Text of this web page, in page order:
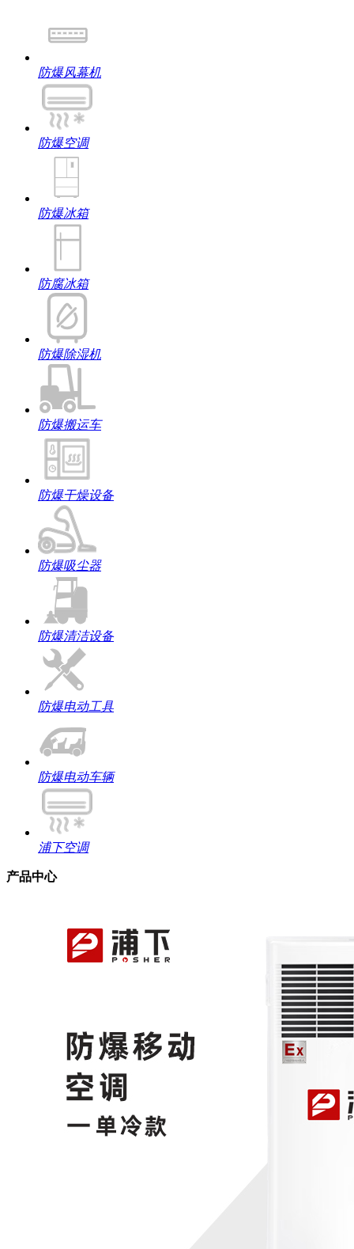
防爆风幕机
防爆空调
防爆冰箱
防腐冰箱
防爆除湿机
防爆搬运车
防爆干燥设备
防爆吸尘器
防爆清洁设备
防爆电动工具
防爆电动车辆
浦下空调
产品中心